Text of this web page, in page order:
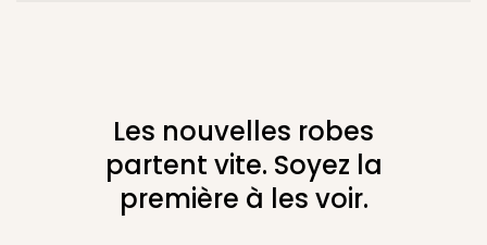
Les nouvelles robes
partent vite. Soyez la
première à les voir.